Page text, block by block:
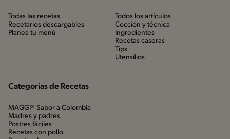
Todas las recetas
Recetarios descargables
Planea tu menú
Todos los artículos
Cocción y técnica
Ingredientes
Recetas caseras
Tips
Utensílios
Categorias de Recetas
MAGGI® Sabor a Colombia
Madres y padres
Postres fáciles
Recetas con pollo